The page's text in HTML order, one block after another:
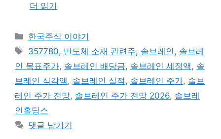
더 읽기
카
테
리
한국주식 이야기
태
그
357780, 반도체 소재 관련주, 솔브레인 , 솔브레
인 목표주가, 솔브레인 배당금, 솔브레인 세정액 , 솔
브레인 식각액 , 솔브레인 실적 , 솔브레인 주가, 솔브
레인 주가 전망, 솔브레인 주가 전망 2026, 솔브레
인홀딩스
댓글 남기기